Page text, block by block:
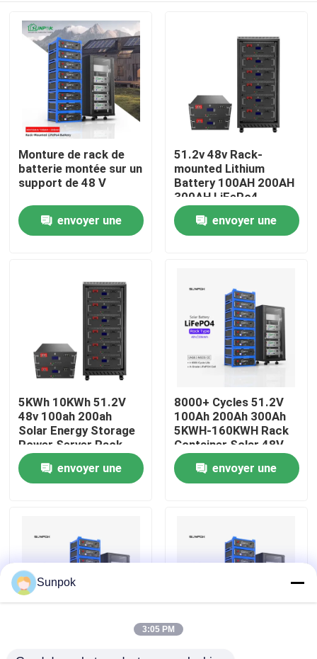
À propos de nous
Visite de l'usine
Contrôle qualité
Nouvelles
Les affaires
Monture de rack de
batterie montée sur un
support de 48 V
envoyer une
51.2v 48v Rack-
mounted Lithium
Battery 100AH 200AH
300AH LiFePo4
Battery Energy
Storage Lithium
Battery
envoyer une
5KWh 10KWh 51.2V
48v 100ah 200ah
Solar Energy Storage
Power Server Rack
LiFePO4 Battery Pack
for Home Energy
Storage
envoyer une
8000+ Cycles 51.2V
100Ah 200Ah 300Ah
5KWH-160KWH Rack
Container Solar 48V
LiFePO4 Energy
Storage Battery
envoyer une
Sunpok
3:05 PM